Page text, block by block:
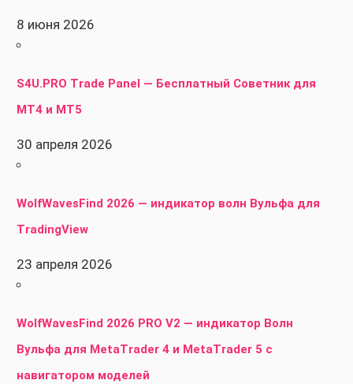
8 июня 2026
S4U.PRO Trade Panel — Бесплатный Советник для
MT4 и MT5
30 апреля 2026
WolfWavesFind 2026 — индикатор волн Вульфа для
TradingView
23 апреля 2026
WolfWavesFind 2026 PRO V2 — индикатор Волн
Вульфа для MetaTrader 4 и MetaTrader 5 с
навигатором моделей